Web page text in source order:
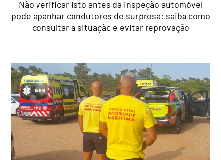
Não verificar isto antes da inspeção automóvel
pode apanhar condutores de surpresa: saiba como
consultar a situação e evitar reprovação